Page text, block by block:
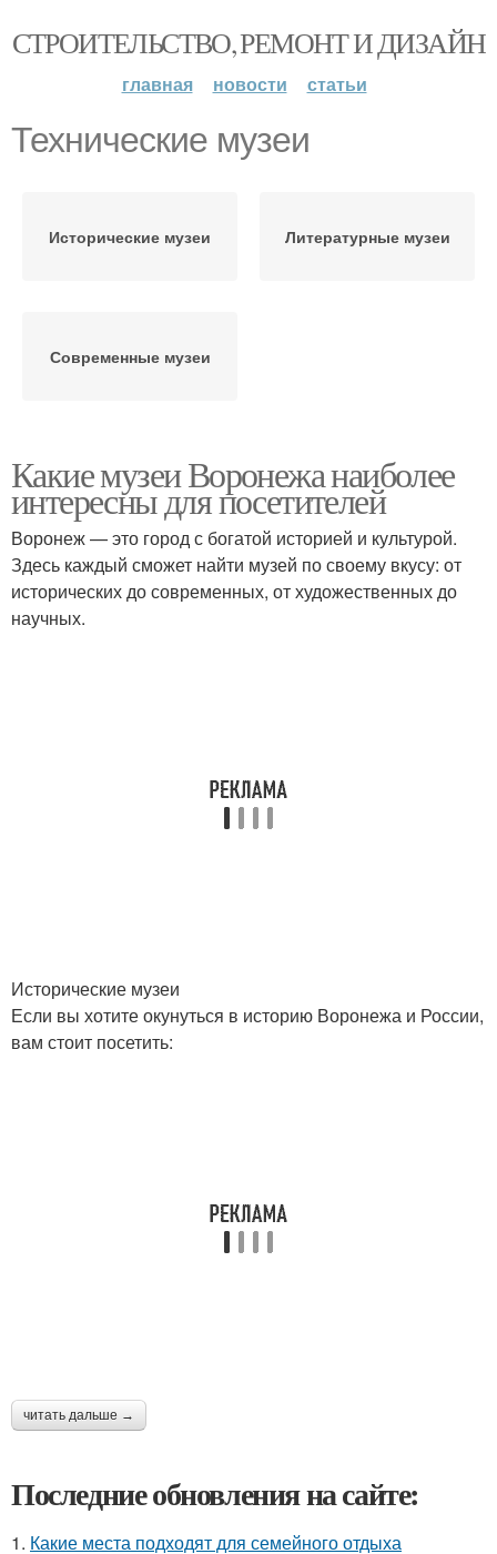
СТРОИТЕЛЬСТВО, РЕМОНТ И ДИЗАЙН
главная новости статьи
Технические музеи
Исторические музеи Литературные музеи
Современные музеи
Какие музеи Воронежа наиболее
интересны для посетителей
Воронеж — это город с богатой историей и культурой.
Здесь каждый сможет найти музей по своему вкусу: от
исторических до современных, от художественных до
научных.
Исторические музеи
Если вы хотите окунуться в историю Воронежа и России,
вам стоит посетить:
читать дальше →
Последние обновления на сайте:
1. Какие места подходят для семейного отдыха